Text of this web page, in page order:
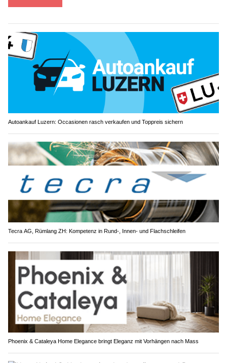
Autoankauf Luzern: Occasionen rasch verkaufen und Toppreis sichern
Tecra AG, Rümlang ZH: Kompetenz in Rund-, Innen- und Flachschleifen
Phoenix & Cataleya Home Elegance bringt Eleganz mit Vorhängen nach Mass